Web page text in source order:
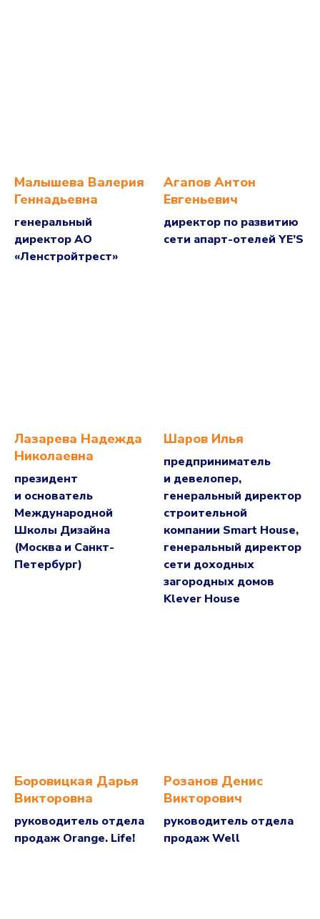
Малышева Валерия
Геннадьевна
генеральный
директор АО
«Ленстройтрест»
Агапов Антон
Евгеньевич
директор по развитию
сети апарт-отелей YE’S
Лазарева Надежда
Николаевна
президент
и основатель
Международной
Школы Дизайна
(Москва и Санкт-
Петербург)
Шаров Илья
предприниматель
и девелопер,
генеральный директор
строительной
компании Smart House,
генеральный директор
сети доходных
загородных домов
Klever House
Боровицкая Дарья
Викторовна
руководитель отдела
продаж Orange. Life!
Розанов Денис
Викторович
руководитель отдела
продаж Well